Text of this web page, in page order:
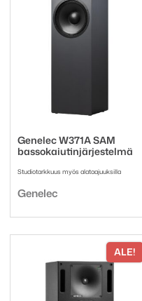
Genelec W371A SAM
bassokaiutinjärjestelmä
Studiotarkkuus myös alataajuuksilla
Tuotemerkki:
Genelec
ALE!